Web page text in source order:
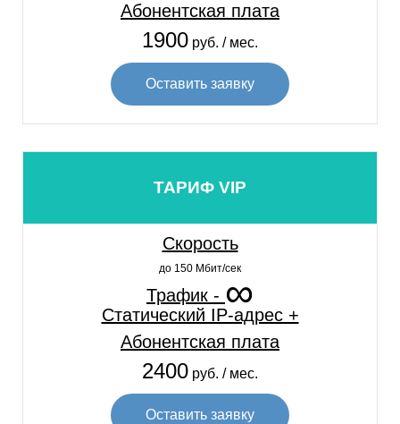
Абонентская плата
1900 руб. / мес.
Оставить заявку
ТАРИФ VIP
Скорость
до 150 Мбит/сек
Трафик - ∞
Статический IP-адрес +
Абонентская плата
2400 руб. / мес.
Оставить заявку